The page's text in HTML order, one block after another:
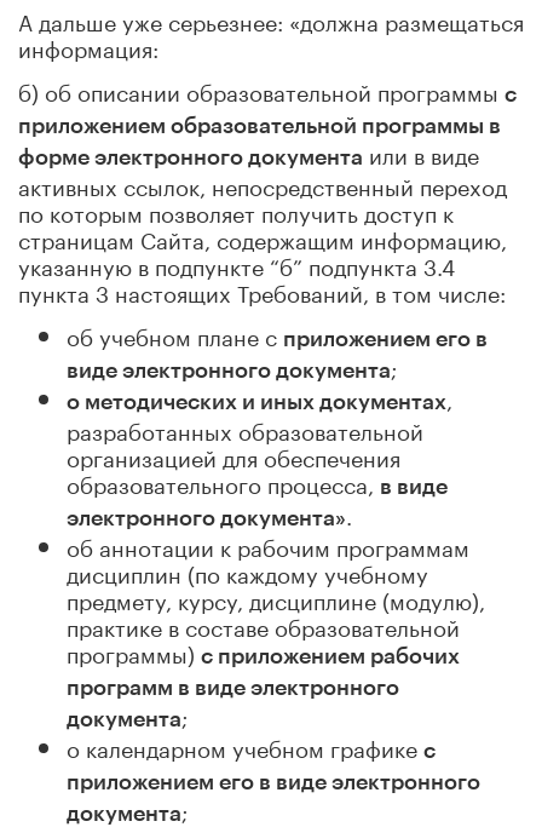
А дальше уже серьезнее: «должна размещаться
информация:
б) об описании образовательной программы с
приложением образовательной программы в
форме электронного документа или в виде
активных ссылок, непосредственный переход
по которым позволяет получить доступ к
страницам Сайта, содержащим информацию,
указанную в подпункте “б” подпункта 3.4
пункта 3 настоящих Требований, в том числе:
об учебном плане с приложением его в
виде электронного документа;
о методических и иных документах
разработанных образовательной
организацией для обеспечения
образовательного процесса,
в виде
электронного документа»
об аннотации к рабочим программам
дисциплин (по каждому учебному
предмету, курсу, дисциплине (модулю),
практике в составе образовательной
программы) с приложением рабочих
программ в виде электронного
документа;
о календарном учебном графике с
приложением его в виде электронного
документа;